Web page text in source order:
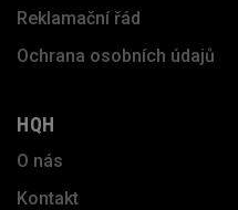
Reklamační řád
Ochrana osobních údajů
HQH
O nás
Kontakt